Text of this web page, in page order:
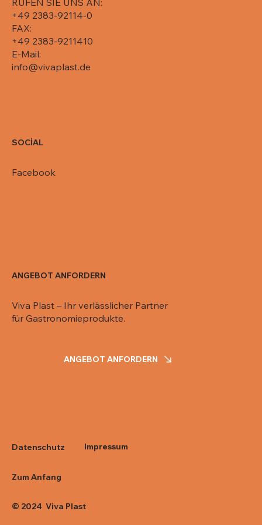
+49 2383-92114-0
FAX:
+49 2383-9211410
E-Mail:
info@vivaplast.de
SOCİAL
Facebook
ANGEBOT ANFORDERN
Viva Plast – Ihr verlässlicher Partner
für Gastronomieprodukte.
ANGEBOT ANFORDERN
Datenschutz
Zum Anfang
© 2024 Viva Plast
Impressum